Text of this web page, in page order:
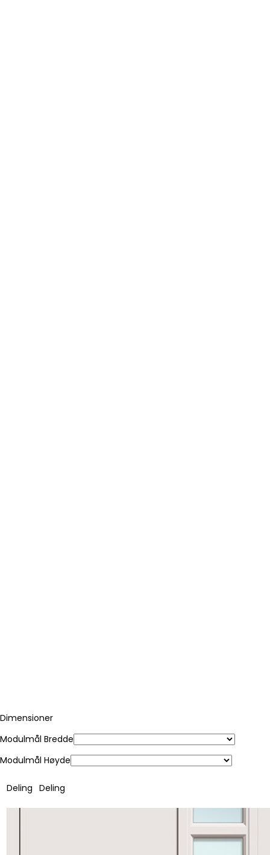
Dimensioner
Modulmål Bredde
Modulmål Høyde
Deling Deling